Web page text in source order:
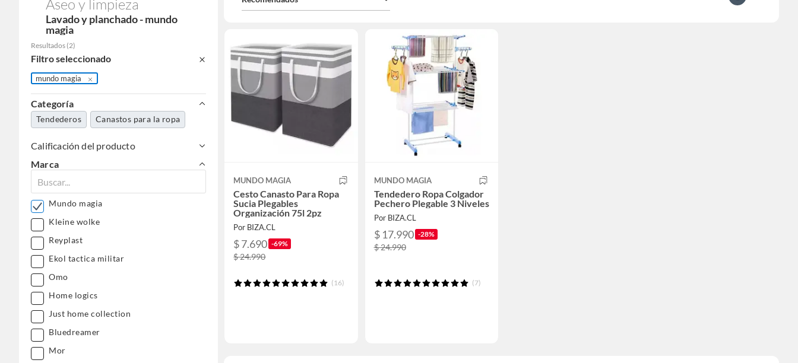
Aseo y limpieza
Lavado y planchado - mundo
magia
Resultados (2)
Filtro seleccionado
mundo magia
Categoría
Tendederos Canastos para la ropa
Calificación del producto
Marca
Mundo magia
Kleine wolke
Reyplast
Ekol tactica militar
Omo
Home logics
Just home collection
Bluedreamer
Mor
MUNDO MAGIA
Cesto Canasto Para Ropa
Sucia Plegables
Organización 75l 2pz
Por BIZA.CL
$ 7.690 -69%
$ 24.990
(16)
MUNDO MAGIA
Tendedero Ropa Colgador
Pechero Plegable 3 Niveles
Por BIZA.CL
$ 17.990 -28%
$ 24.990
(7)